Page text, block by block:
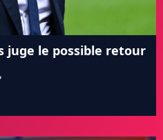
juge le possible retour